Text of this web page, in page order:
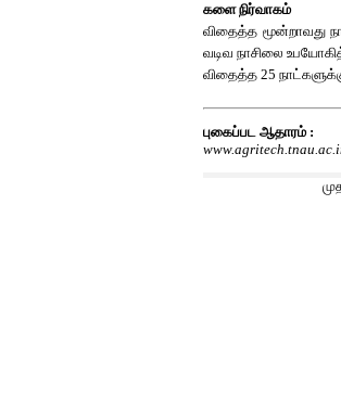
களை நிர்வாகம்
விதைத்த மூன்றாவது
வடிவ நாசிலை
விதைத்த 25
புகைப்பட ஆதாரம் :